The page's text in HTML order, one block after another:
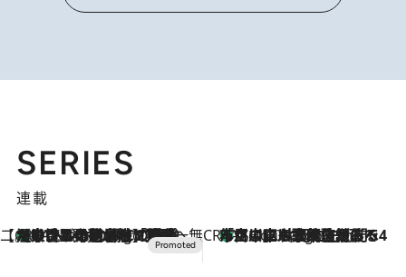
SERIES
連載
【CREA×星野リゾート】唯一無二。癒しと発見が待つ場所へ
51 Minutes Ago
【トンボの足水浴】ヒノキの香りに包まれて涼感マックス！約13℃の湧水かけ流しを避暑地「星野温泉 トンボの湯」で体験 CREA'S CHOICE
2 Hours Ago
「立川にも歌舞伎があるんだよ」 片岡仁左衛門・市川中車ら豪華座組みで4年目の立川立飛歌舞伎へ